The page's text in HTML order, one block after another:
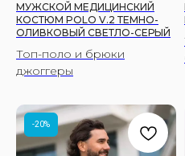
МУЖСКОЙ МЕДИЦИНСКИЙ
КОСТЮМ POLO V.2 ТЕМНО-
ОЛИВКОВЫЙ СВЕТЛО-СЕРЫЙ
Топ-поло и брюки
джоггеры
-20%